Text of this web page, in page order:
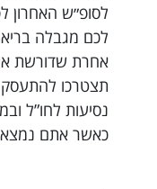
לסופ״ש האחרון
לכם מגבלה
אחרת שדורשת
תצטרכו להתעסק
נסיעות לחו”ל
כאשר אתם